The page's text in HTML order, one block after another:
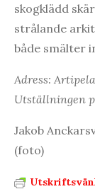
skogklädd
strålande
både smälter
Adress:
Utställningen
Jakob
(foto)